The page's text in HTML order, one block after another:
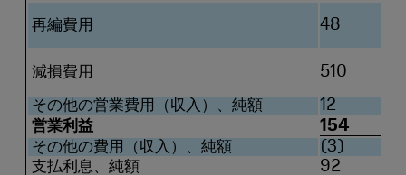
再編費用 48
減損費用 510
その他の営業費用（収入）、純額
12
営業利益
154
その他の費用（収入）、純額
(3)
支払利息、純額
92